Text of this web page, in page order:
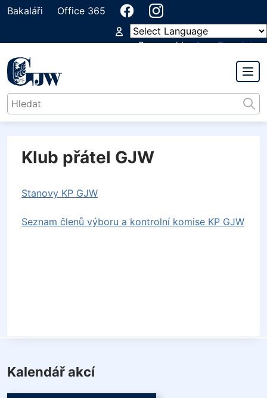
Bakaláři Office 365
Powered by
Translate
Klub přátel GJW
Stanovy KP GJW
Seznam členů výboru a kontrolní komise KP GJW
Kalendář akcí